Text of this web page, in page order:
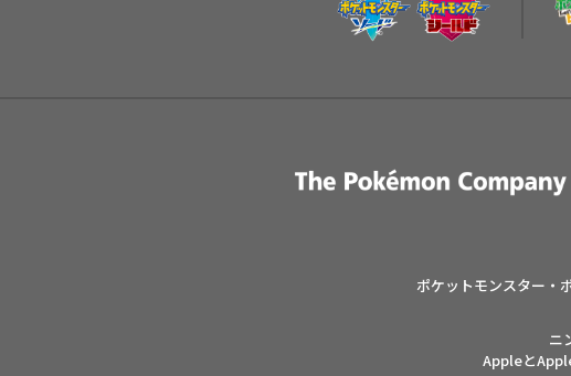
ポケットモンスター・
ニ
Appleと